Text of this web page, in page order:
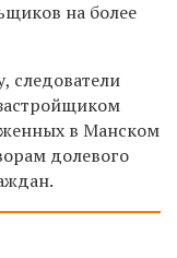
на более
следователи
в Манском
долевого